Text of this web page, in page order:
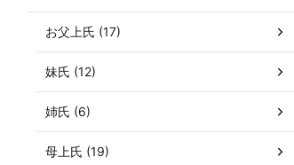
お父上氏 (17)
妹氏 (12)
姉氏 (6)
母上氏 (19)